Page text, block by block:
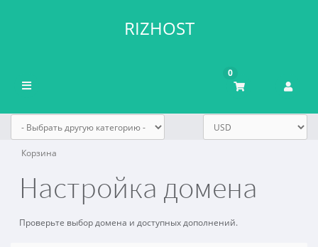
RIZHOST
Переключить
0
Корзина
Настройка домена
Проверьте выбор домена и доступных дополнений.